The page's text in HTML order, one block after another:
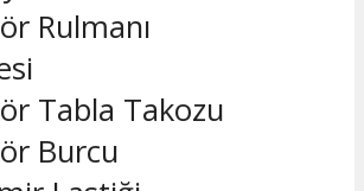
Rulmanı
Tabla Takozu
Burcu